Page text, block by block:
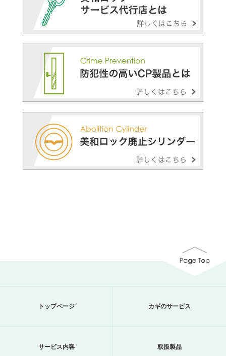
トップページ カギのサービス
サービス内容 取扱製品